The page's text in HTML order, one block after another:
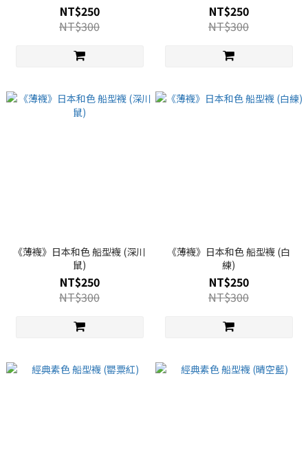
NT$250
NT$300
NT$250
NT$300
《薄襪》日本和色 船型襪 (深川
鼠)
NT$250
NT$300
《薄襪》日本和色 船型襪 (白
練)
NT$250
NT$300